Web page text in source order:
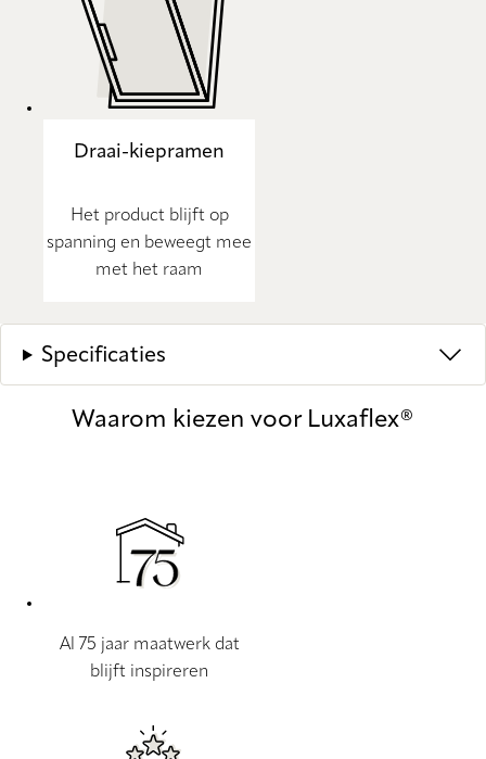
Draai-kiepramen
Het product blijft op
spanning en beweegt mee
met het raam
Specificaties
Waarom kiezen voor Luxaflex®
Al 75 jaar maatwerk dat
blijft inspireren